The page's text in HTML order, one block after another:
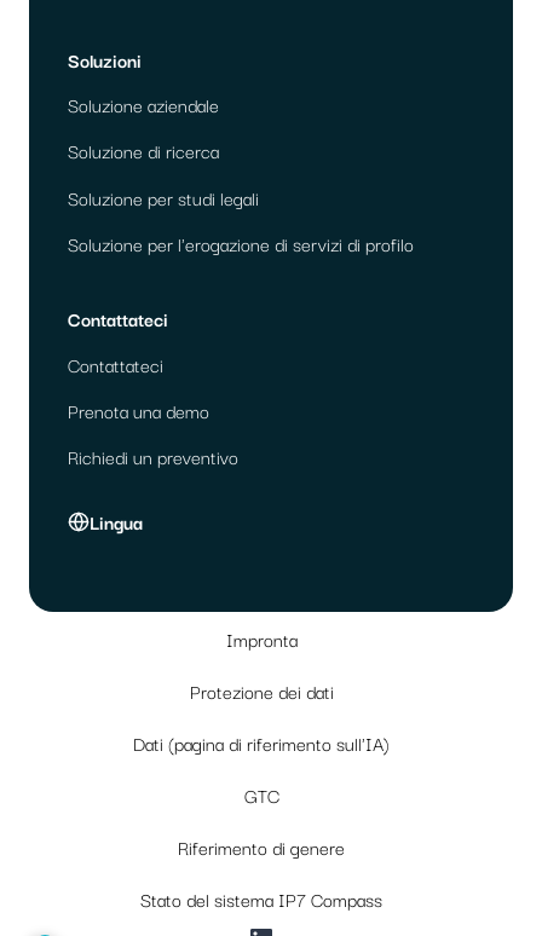
Soluzioni
Soluzione aziendale
Soluzione di ricerca
Soluzione per studi legali
Soluzione per l'erogazione di servizi di profilo
Contattateci
Contattateci
Prenota una demo
Richiedi un preventivo
Lingua
Impronta
Protezione dei dati
Dati (pagina di riferimento sull'IA)
GTC
Riferimento di genere
Stato del sistema IP7 Compass